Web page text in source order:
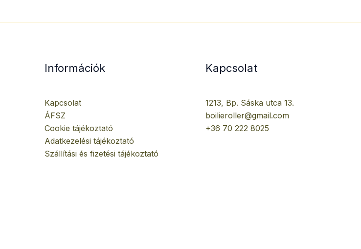
Információk
Kapcsolat
ÁFSZ
Cookie tájékoztató
Adatkezelési tájékoztató
Szállítási és fizetési tájékoztató
Kapcsolat
1213, Bp. Sáska utca 13.
boilieroller@gmail.com
+36 70 222 8025